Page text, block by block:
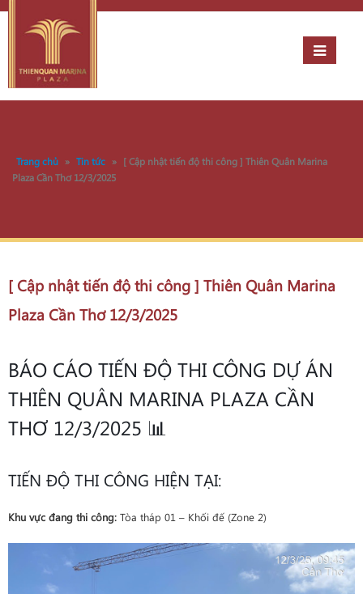
Trang chủ » Tin tức » [ Cập nhật tiến độ thi công ] Thiên Quân Marina
Plaza Cần Thơ 12/3/2025
[ Cập nhật tiến độ thi công ] Thiên Quân Marina
Plaza Cần Thơ 12/3/2025
BÁO CÁO TIẾN ĐỘ THI CÔNG DỰ ÁN
THIÊN QUÂN MARINA PLAZA CẦN
THƠ 12/3/2025 📊
TIẾN ĐỘ THI CÔNG HIỆN TẠI:
Khu vực đang thi công: Tòa tháp 01 – Khối đế (Zone 2)